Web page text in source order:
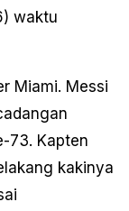
waktu
Miami. Messi
73. Kapten
kakinya